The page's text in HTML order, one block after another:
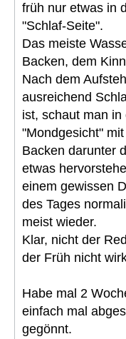
früh nur etwas in
"Schlaf-Seite".
Das meiste
Backen, dem
Nach dem
ausreichend
ist, schaut man in
"Mondgesicht"
Backen darunter
etwas
einem gewissen
des Tages
meist wieder.
Klar, nicht der
der Früh nicht
Habe mal 2
einfach mal
gegönnt.